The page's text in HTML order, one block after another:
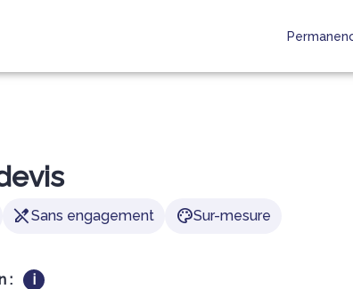
RAPATRIEMENT MES
edit_offSans engagement paletteSur-mesure
: i